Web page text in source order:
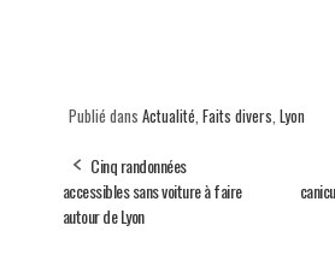
Publié dans Actualité Faits divers Lyon
Cinq randonnées
accessibles sans voiture à faire
autour de Lyon